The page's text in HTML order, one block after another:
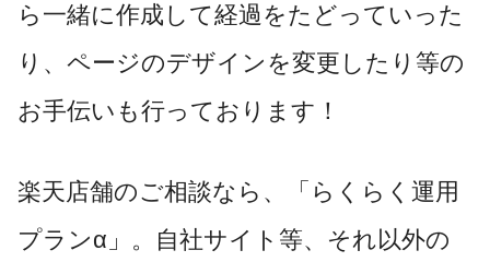
ら一緒に作成して経過をたどっていった
り、ページのデザインを変更したり等の
お手伝いも行っております！
楽天店舗のご相談なら、「らくらく運用
プランα」。自社サイト等、それ以外の